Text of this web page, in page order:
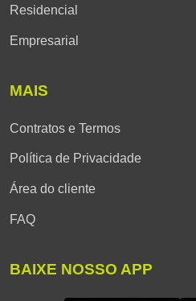
Residencial
Empresarial
MAIS
Contratos e Termos
Política de Privacidade
Área do cliente
FAQ
BAIXE NOSSO APP